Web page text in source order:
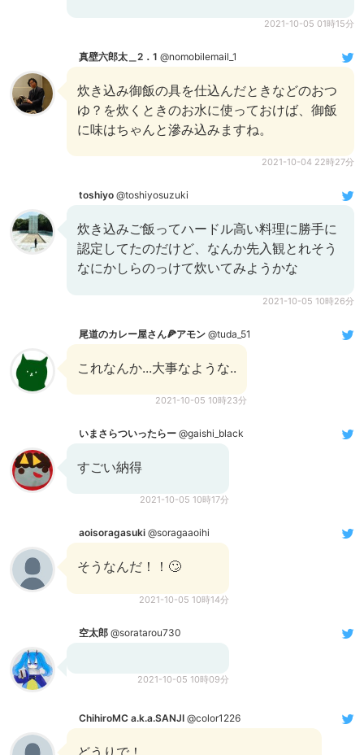
2021-10-05 01時15分
真壁六郎太＿2．1 @nomobilemail_1
炊き込み御飯の具を仕込んだときなどのおつ
ゆ？を炊くときのお水に使っておけば、御飯
に味はちゃんと滲み込みますね。
2021-10-04 22時27分
toshiyo @toshiyosuzuki
炊き込みご飯ってハードル高い料理に勝手に
認定してたのだけど、なんか先入観とれそう
なにかしらのっけて炊いてみようかな
2021-10-05 10時26分
尾道のカレー屋さん🍕アモン @tuda_51
これなんか...大事なような..
2021-10-05 10時23分
いまさらついったらー @gaishi_black
すごい納得
2021-10-05 10時17分
aoisoragasuki @soragaaoihi
そうなんだ！！🙄
2021-10-05 10時14分
空太郎 @soratarou730
2021-10-05 10時09分
ChihiroMC a.k.a.SANJI @color1226